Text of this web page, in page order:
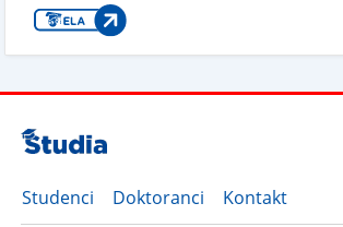
Studenci Doktoranci Kontakt